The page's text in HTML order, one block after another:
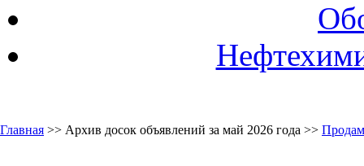
Главная >> Архив досок объявлений за май 2026 года >>